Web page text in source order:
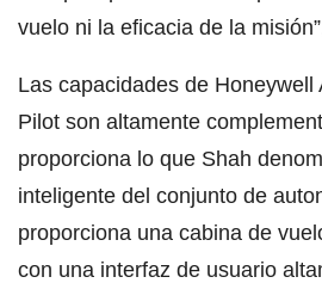
vuelo ni la eficacia de la
Las capacidades de Honeywell
Pilot son altamente
proporciona lo que Shah
inteligente del conjunto de
proporciona una cabina de
con una interfaz de usuario